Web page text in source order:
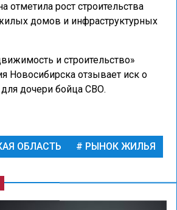
отметила рост строительства
домов и инфраструктурных
и строительство»
Новосибирска отзывает иск о
дочери бойца СВО.
ОБЛАСТЬ РЫНОК ЖИЛЬЯ